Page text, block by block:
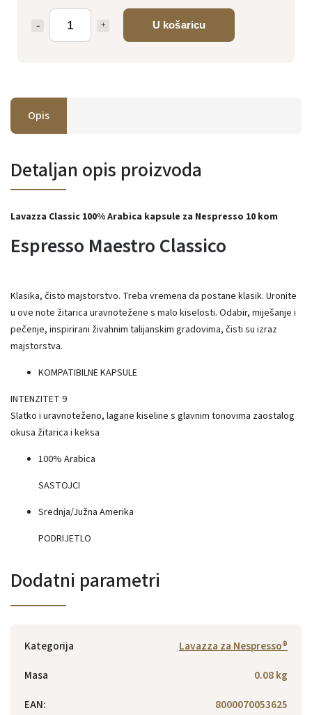
U košaricu
Opis
Detaljan opis proizvoda
Lavazza Classic 100% Arabica kapsule za Nespresso 10 kom
Espresso Maestro Classico
Klasika, čisto majstorstvo. Treba vremena da postane klasik. Uronite
u ove note žitarica uravnotežene s malo kiselosti. Odabir, miješanje i
pečenje, inspirirani živahnim talijanskim gradovima, čisti su izraz
majstorstva.
KOMPATIBILNE KAPSULE
INTENZITET 9
Slatko i uravnoteženo, lagane kiseline s glavnim tonovima zaostalog
okusa žitarica i keksa
100% Arabica
SASTOJCI
Srednja/Južna Amerika
PODRIJETLO
Dodatni parametri
Kategorija
Lavazza za Nespresso®
Masa
0.08 kg
EAN: 8000070053625